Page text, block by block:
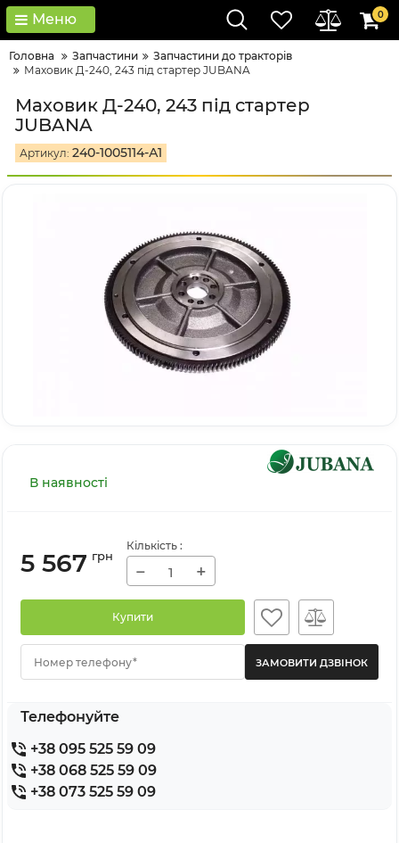
Меню 0
Головна Запчастини
Запчастини до тракторів
Маховик Д-240, 243 під стартер JUBANA
Маховик Д-240, 243 під стартер
JUBANA
Артикул: 240-1005114-А1
В наявності
5 567 грн
Кількість :
− +
Купити
Номер телефону*
Телефонуйте
+38 095 525 59 09
+38 068 525 59 09
+38 073 525 59 09